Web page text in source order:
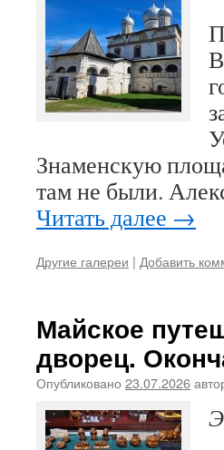
Знаменскую
там не были.
Читать далее →
Другие галереи | Добавить
Майское
дворец.
Опубликовано 23.07.2026